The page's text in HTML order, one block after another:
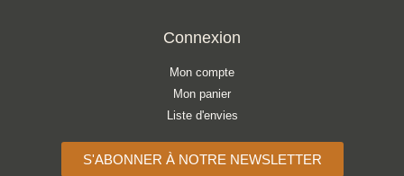
Connexion
Mon compte
Mon panier
Liste d'envies
S'ABONNER À NOTRE NEWSLETTER